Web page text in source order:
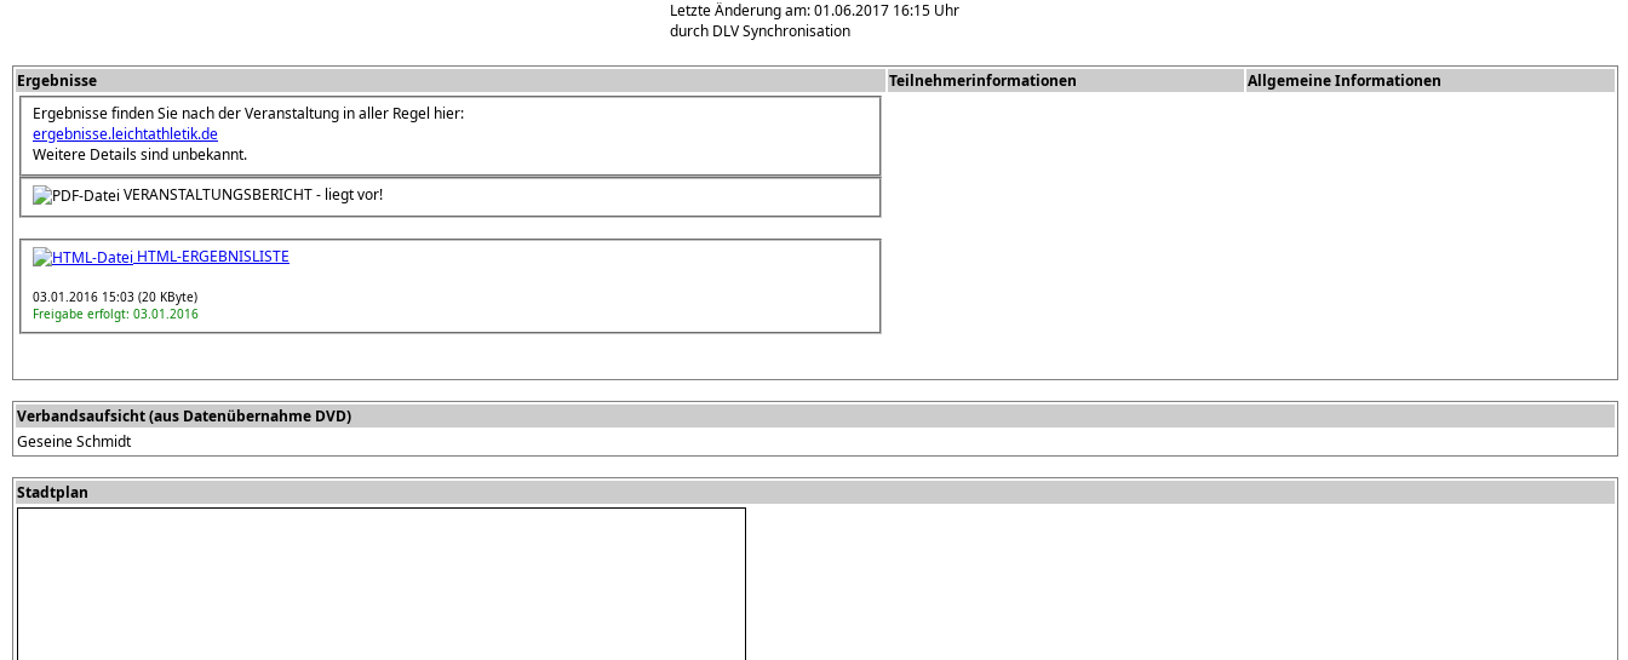
Letzte Änderung am: 01.06.2017 16:15 Uhr
durch DLV Synchronisation
Ergebnisse Teilnehmerinformationen
Allgemeine Informationen
Ergebnisse finden Sie nach der Veranstaltung in aller Regel hier:
ergebnisse.leichtathletik.de
Weitere Details sind unbekannt.
VERANSTALTUNGSBERICHT - liegt vor!
HTML-ERGEBNISLISTE
03.01.2016 15:03 (20 KByte)
Freigabe erfolgt: 03.01.2016
Verbandsaufsicht (aus Datenübernahme DVD)
Geseine Schmidt
Stadtplan